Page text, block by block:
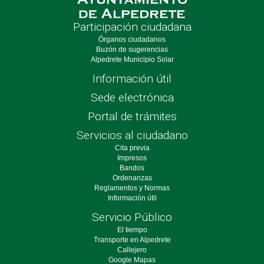
Participación ciudadana
Órganos ciudadanos
Buzón de sugerencias
Alpedrete Municipio Solar
Información útil
Sede electrónica
Portal de trámites
Servicios al ciudadano
Cita previa
Impresos
Bandos
Ordenanzas
Reglamentos y Normas
Información útil
Servicio Público
El tiempo
Transporte en Alpedrete
Callejero
Google Mapas